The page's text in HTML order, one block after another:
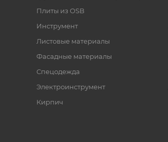
Плиты из OSB
Инструмент
Листовые материалы
Фасадные материалы
Спецодежда
Электроинструмент
Кирпич